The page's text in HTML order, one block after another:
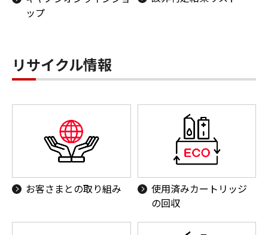
ップ
リサイクル情報
お客さまとの取り組み
使用済みカートリッジ
の回収